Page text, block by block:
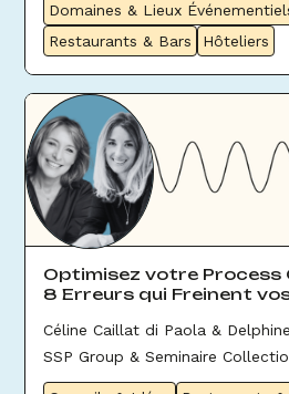
Domaines & Lieux
Restaurants & Bars
Hôteliers
Optimisez votre Process
8 Erreurs qui Freinent
Céline Caillat di Paola &
SSP Group & Seminaire